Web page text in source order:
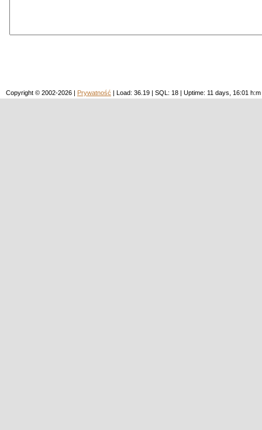
Copyright © 2002-2026 | Prywatność | Load: 36.19 | SQL: 18 | Uptime: 11 days, 16:01